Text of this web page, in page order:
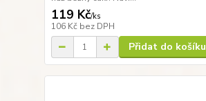
119 Kč/ks
106 Kč bez DPH
Přidat do košíku